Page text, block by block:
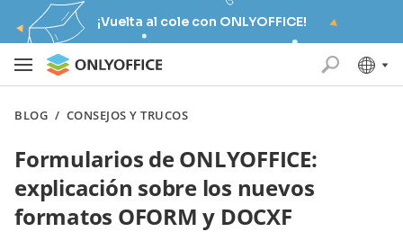
¡Vuelta al cole con ONLYOFFICE!
BLOG / CONSEJOS Y TRUCOS
Formularios de ONLYOFFICE:
explicación sobre los nuevos
formatos OFORM y DOCXF